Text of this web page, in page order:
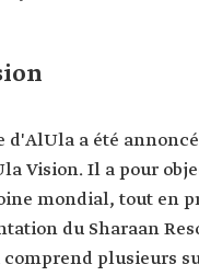
a été
Vision. Il a pour
mondial, tout en
du Sharaan
plusieurs